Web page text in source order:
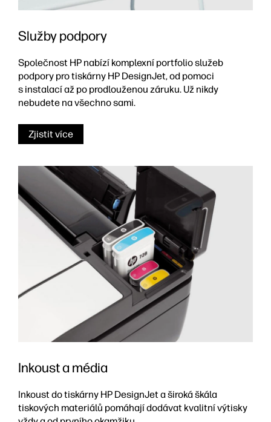
Služby podpory
Společnost HP nabízí komplexní portfolio služeb
podpory pro tiskárny HP DesignJet, od pomoci
s instalací až po prodlouženou záruku. Už nikdy
nebudete na všechno sami.
Zjistit více
Inkoust a média
Inkoust do tiskárny HP DesignJet a široká škála
tiskových materiálů pomáhají dodávat kvalitní výtisky